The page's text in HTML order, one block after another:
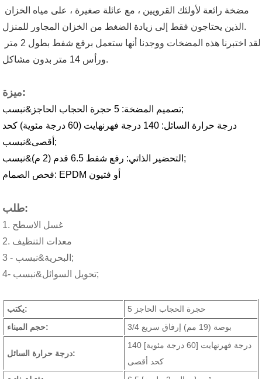
الذين يحتاجون فقط إلى زيادة الضغط من الخزان المجاور للمنزل.
ورأس 14 متر بدون مشاكل.
ميزة:
تصميم المضخة: 5 حجرة الحجاب الحاجز&نبسب;
درجة حرارة السائل: 140 درجة فهرنهايت (60 درجة مئوية) كحد
أقصى&نبسب;
التحضير الذاتي: رفع شفط 6.5 قدم (2 م)&نبسب;
فحص الصمام: EPDM أو فتيون
طلب:
1. غسل الاسطح
2. معدات التنظيف
3 - البحرية&نبسب;
4- تحويل السوائل&نبسب;
يكتب:
5 حجرة الحجاب الحاجز
حجم الميناء:
3/4 بوصة (19 مم) إرفاق سريع
درجة حرارة السائل:
140 درجة فهرنهايت [60 درجة مئوية]
كحد أقصى